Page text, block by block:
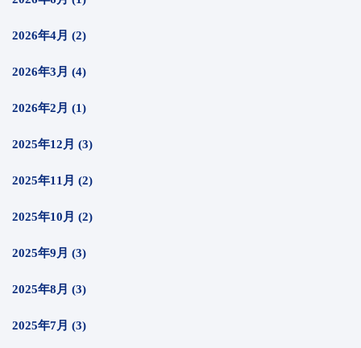
2026年4月 (2)
2026年3月 (4)
2026年2月 (1)
2025年12月 (3)
2025年11月 (2)
2025年10月 (2)
2025年9月 (3)
2025年8月 (3)
2025年7月 (3)